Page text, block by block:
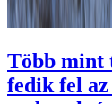
Több mint
fedik fel